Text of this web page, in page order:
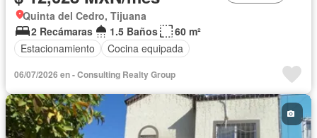
Quinta del Cedro, Tijuana
2 Recámaras
1.5 Baños
60 m²
Estacionamiento
Cocina equipada
06/07/2026 en - Consulting Realty Group